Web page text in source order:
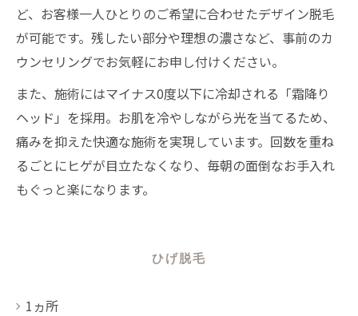
ど、お客様一人ひとりのご希望に合わせたデザイン脱毛
が可能です。残したい部分や理想の濃さなど、事前のカ
ウンセリングでお気軽にお申し付けください。
また、施術にはマイナス0度以下に冷却される「霜降り
ヘッド」を採用。お肌を冷やしながら光を当てるため、
痛みを抑えた快適な施術を実現しています。回数を重ね
るごとにヒゲが目立たなくなり、毎朝の面倒なお手入れ
もぐっと楽になります。
ひげ脱毛
1ヵ所